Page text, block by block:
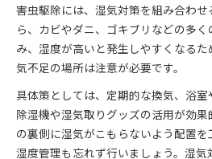
害虫駆除には、湿気対策を組み合わ
ら、カビやダニ、ゴキブリなどの多
み、湿度が高いと発生しやすくなる
気不足の場所は注意が必要です。
具体策としては、定期的な換気、浴室
除湿機や湿気取りグッズの活用が効
の裏側に湿気がこもらないよう配置
湿度管理も忘れず行いましょう。湿